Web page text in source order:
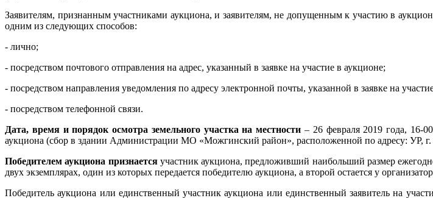
Заявителям, признанным участниками аукциона, и заявителям, не допущенным к участию в
одним из следующих способов:
- лично;
- посредством почтового отправления на адрес, указанный в заявке на участие в аукционе;
- посредством направления уведомления по адресу электронной почты, указанной в заявке на
- посредством телефонной связи.
Дата, время и порядок осмотра земельного участка на местности – 26 февраля 2019 года, 16-
аукциона (сбор в здании Администрации МО «Можгинский район», расположенной по адресу: УР,
Победителем аукциона признаетсяучастник аукциона, предложивший наибольший размер
двух экземплярах, один из которых передается победителю аукциона, а второй остается у
Победитель аукциона или единственный участник аукциона или единственный заявитель на